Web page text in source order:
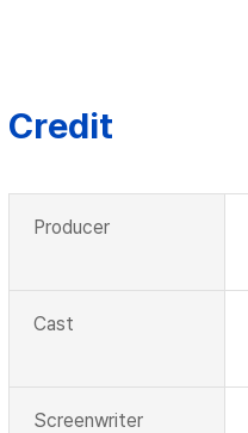
Credit
Producer
Cast
Screenwriter